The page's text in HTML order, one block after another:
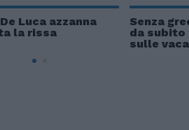
Luca azzanna
la rissa
Senza
da subito
sulle